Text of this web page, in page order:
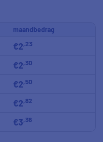
maandbedrag
€2,23
€2,30
€2,50
€2,82
€3,36